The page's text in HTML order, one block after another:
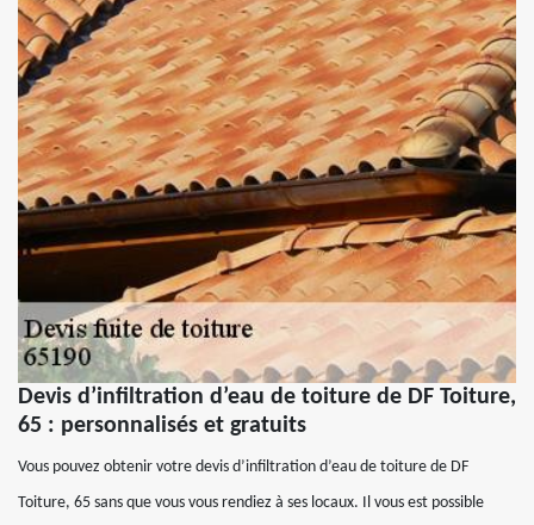
Devis d’infiltration d’eau de toiture de DF Toiture,
65 : personnalisés et gratuits
Vous pouvez obtenir votre devis d’infiltration d’eau de toiture de DF
Toiture, 65 sans que vous vous rendiez à ses locaux. Il vous est possible